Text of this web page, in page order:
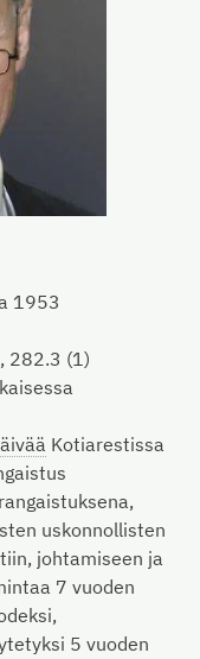
1953
282.3 (1)
Kotiarestissa
uskonnollisten
johtamiseen ja
7 vuoden
5 vuoden